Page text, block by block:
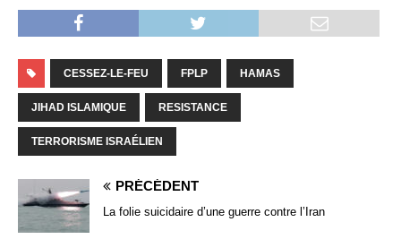
CESSEZ-LE-FEU FPLP HAMAS
JIHAD ISLAMIQUE RESISTANCE
TERRORISME ISRAÉLIEN
PRÉCÉDENT
La folie suicidaire d’une guerre contre l’Iran